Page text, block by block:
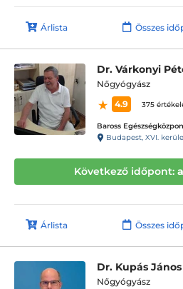
Árlista Összes
Dr. Várkonyi
Nőgyógyász
4.9
375
Baross
Budapest, XVI.
Következő időpont:
Árlista Összes
Dr. Kupás
Nőgyógyász